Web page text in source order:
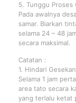
5. Tunggu Proses
Pada awalnya
samar. Biarkan
selama 24 – 48
secara maksimal.
Catatan :
1. Hindari
Selama 1 jam
area tato secara
yang terlalu ketat